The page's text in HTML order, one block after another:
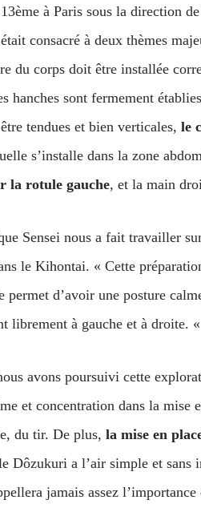
à Paris sous la direction
consacré à deux thèmes
du corps doit être installée
hanches sont fermement
tendues et bien verticales, le
s’installe dans la zone
la rotule gauche, et la main
Sensei nous a fait travailler
le Kihontai. « Cette
permet d’avoir une posture
librement à gauche et à droite. «
avons poursuivi cette
et concentration dans la mise
du tir. De plus, la mise en
Dôzukuri a l’air simple et sans
jamais assez